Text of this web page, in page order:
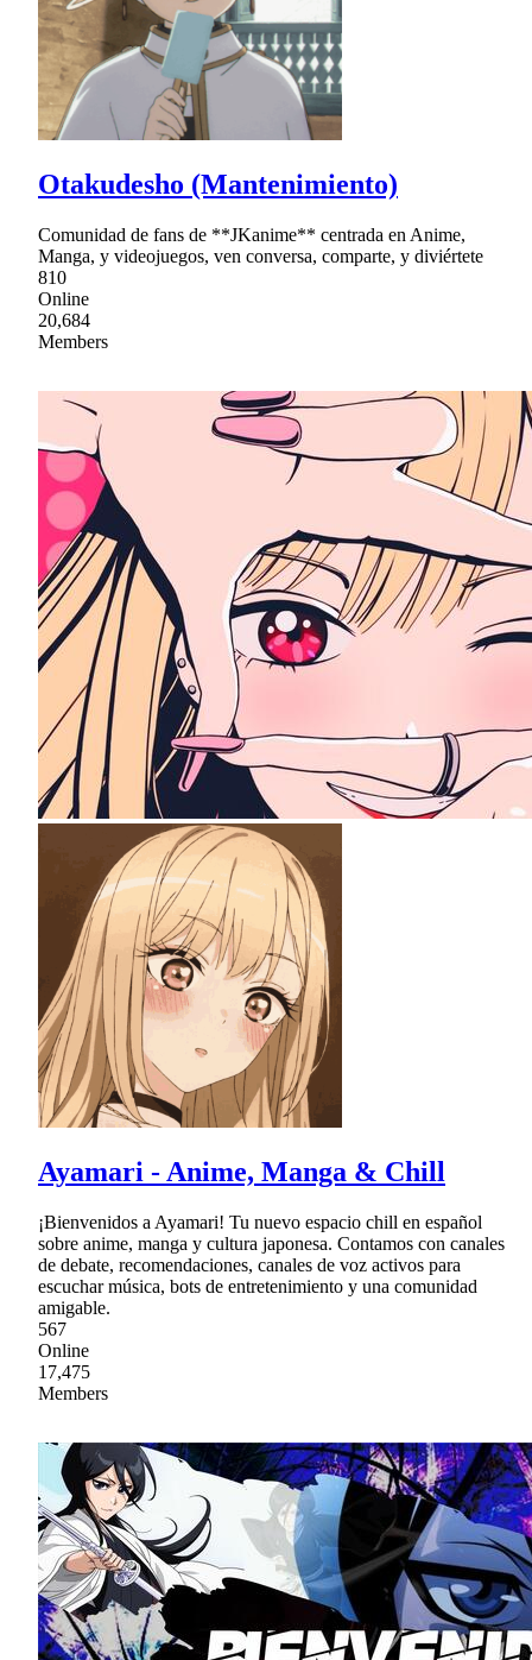
Otakudesho (Mantenimiento)
Comunidad de fans de **JKanime** centrada en Anime,
Manga, y videojuegos, ven conversa, comparte, y diviértete
810
Online
20,684
Members
Ayamari - Anime, Manga & Chill
¡Bienvenidos a Ayamari! Tu nuevo espacio chill en español
sobre anime, manga y cultura japonesa. Contamos con canales
de debate, recomendaciones, canales de voz activos para
escuchar música, bots de entretenimiento y una comunidad
amigable.
567
Online
17,475
Members